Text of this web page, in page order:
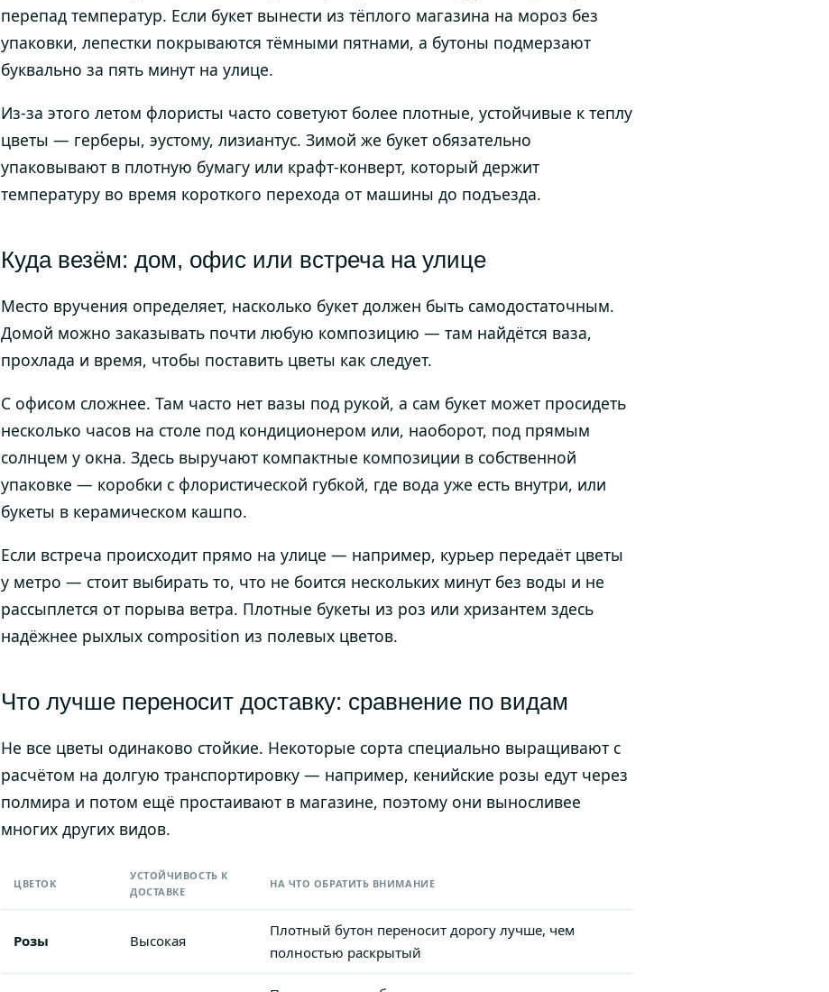
перепад температур. Если букет вынести из тёплого магазина на мороз без
упаковки, лепестки покрываются тёмными пятнами, а бутоны подмерзают
буквально за пять минут на улице.
Из-за этого летом флористы часто советуют более плотные, устойчивые к теплу
цветы — герберы, эустому, лизиантус. Зимой же букет обязательно
упаковывают в плотную бумагу или крафт-конверт, который держит
температуру во время короткого перехода от машины до подъезда.
Куда везём: дом, офис или встреча на улице
Место вручения определяет, насколько букет должен быть самодостаточным.
Домой можно заказывать почти любую композицию — там найдётся ваза,
прохлада и время, чтобы поставить цветы как следует.
С офисом сложнее. Там часто нет вазы под рукой, а сам букет может просидеть
несколько часов на столе под кондиционером или, наоборот, под прямым
солнцем у окна. Здесь выручают компактные композиции в собственной
упаковке — коробки с флористической губкой, где вода уже есть внутри, или
букеты в керамическом кашпо.
Если встреча происходит прямо на улице — например, курьер передаёт цветы
у метро — стоит выбирать то, что не боится нескольких минут без воды и не
рассыплется от порыва ветра. Плотные букеты из роз или хризантем здесь
надёжнее рыхлых composition из полевых цветов.
Что лучше переносит доставку: сравнение по видам
Не все цветы одинаково стойкие. Некоторые сорта специально выращивают с
расчётом на долгую транспортировку — например, кенийские розы едут через
полмира и потом ещё простаивают в магазине, поэтому они выносливее
многих других видов.
ЦВЕТОК
УСТОЙЧИВОСТЬ К
ДОСТАВКЕ
НА ЧТО ОБРАТИТЬ ВНИМАНИЕ
Розы Высокая
Плотный бутон переносит дорогу лучше, чем
полностью раскрытый